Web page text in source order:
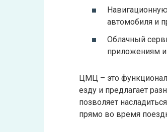
автомобиля и
Облачный
приложениям
ЦМЦ – это
езду и предлагает
позволяет
прямо во время